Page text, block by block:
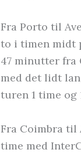
Fra Porto til
to i timen midt
47 minutter fra
med det lidt
turen 1 time og
Fra Coimbra til
time med